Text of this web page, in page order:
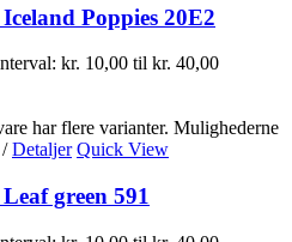
Poppies 20E2
kr. 10,00 til kr. 40,00
har flere varianter. Mulighederne
/ Detaljer Quick View
green 591